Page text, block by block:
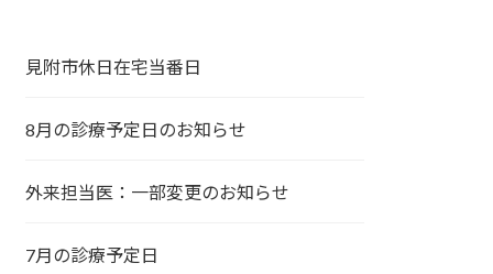
見附市休日在宅当番日
8月の診療予定日のお知らせ
外来担当医：一部変更のお知らせ
7月の診療予定日